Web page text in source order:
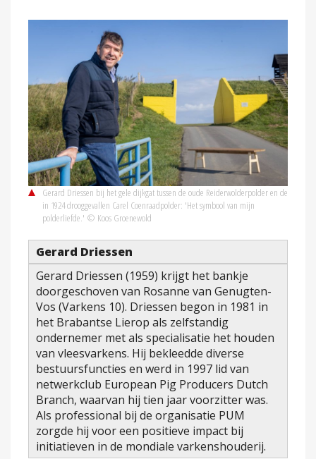
Gerard Driessen bij het gele dijkgat tussen de oude Reiderwolderpolder en de
in 1924 drooggevallen Carel Coenraadpolder: 'Het symbool van mijn
polderliefde.' © Koos Groenewold
Gerard Driessen
Gerard Driessen (1959) krijgt het bankje
doorgeschoven van Rosanne van Genugten-
Vos (Varkens 10). Driessen begon in 1981 in
het Brabantse Lierop als zelfstandig
ondernemer met als specialisatie het houden
van vleesvarkens. Hij bekleedde diverse
bestuursfuncties en werd in 1997 lid van
netwerkclub European Pig Producers Dutch
Branch, waarvan hij tien jaar voorzitter was.
Als professional bij de organisatie PUM
zorgde hij voor een positieve impact bij
initiatieven in de mondiale varkenshouderij.